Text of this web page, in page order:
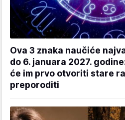
Ova 3 znaka naučiće
do 6. januara 2027.
će im prvo otvoriti stare
preporoditi